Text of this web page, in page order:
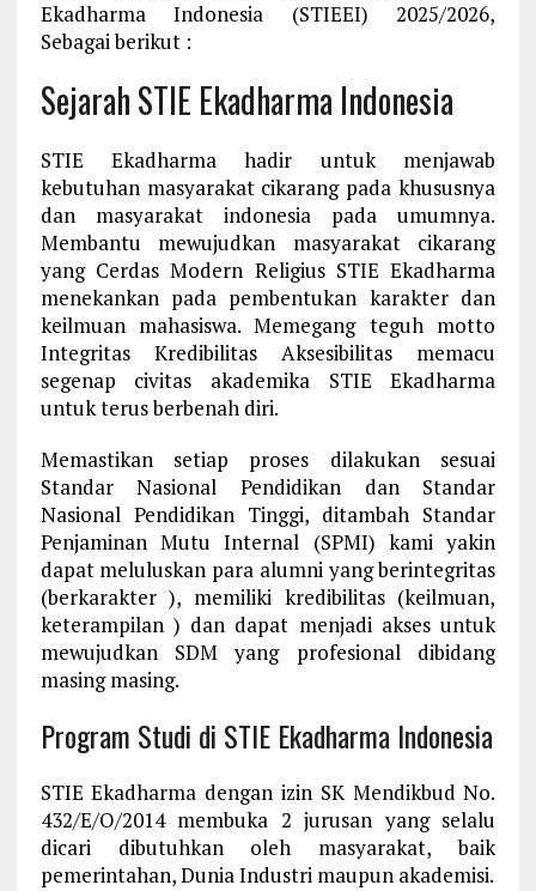
Ekadharma Indonesia (STIEEI) 2025/2026,
Sebagai berikut :
Sejarah STIE Ekadharma Indonesia
STIE Ekadharma hadir untuk menjawab
kebutuhan masyarakat cikarang pada khususnya
dan masyarakat indonesia pada umumnya.
Membantu mewujudkan masyarakat cikarang
yang Cerdas Modern Religius STIE Ekadharma
menekankan pada pembentukan karakter dan
keilmuan mahasiswa. Memegang teguh motto
Integritas Kredibilitas Aksesibilitas memacu
segenap civitas akademika STIE Ekadharma
untuk terus berbenah diri.
Memastikan setiap proses dilakukan sesuai
Standar Nasional Pendidikan dan Standar
Nasional Pendidikan Tinggi, ditambah Standar
Penjaminan Mutu Internal (SPMI) kami yakin
dapat meluluskan para alumni yang berintegritas
(berkarakter ), memiliki kredibilitas (keilmuan,
keterampilan ) dan dapat menjadi akses untuk
mewujudkan SDM yang profesional dibidang
masing masing.
Program Studi di STIE Ekadharma Indonesia
STIE Ekadharma dengan izin SK Mendikbud No.
432/E/O/2014 membuka 2 jurusan yang selalu
dicari dibutuhkan oleh masyarakat, baik
pemerintahan, Dunia Industri maupun akademisi.